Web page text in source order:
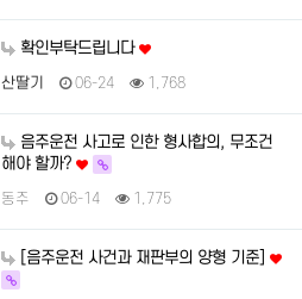
확인부탁드립니다
산딸기 06-24 1,768
음주운전 사고로 인한 형사합의, 무조건
해야 할까?
동주 06-14 1,775
[음주운전 사건과 재판부의 양형 기준]